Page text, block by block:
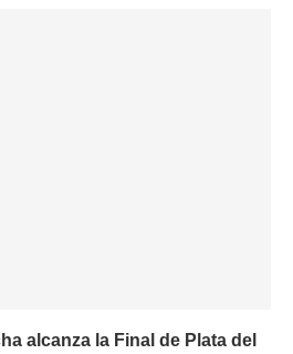
alcanza la Final de Plata del